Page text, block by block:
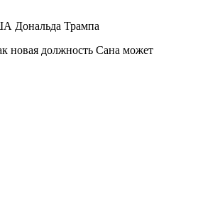
Дональда Трампа
новая должность Сана может